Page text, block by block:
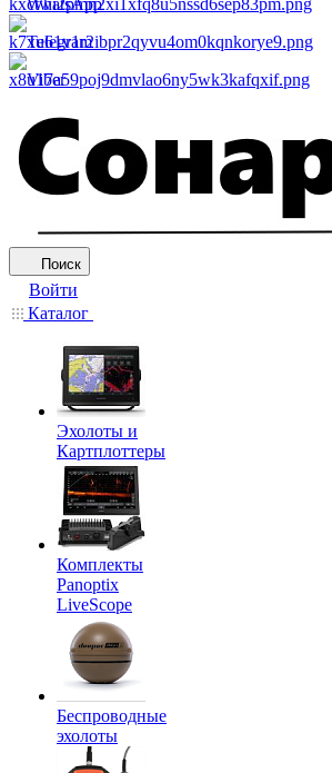
WhatsApp
Telegram
Viber
Поиск
Войти
Каталог
Эхолоты и
Картплоттеры
Комплекты
Panoptix
LiveScope
Беспроводные
эхолоты